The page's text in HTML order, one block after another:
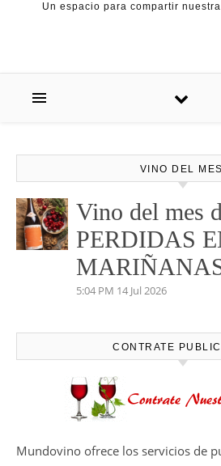
Un espacio para compartir
VINO DEL MES
Vino del mes
PERDIDAS
5:04 PM 14 Jul 2026
CONTRATE
Mundovino ofrece los servicios de